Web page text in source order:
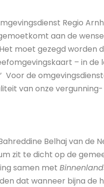
Regio
aan de
moet gezegd worden
– in
de
van onze
Belhaj van de
zit te dicht op de
samen met
dat wanneer bijna